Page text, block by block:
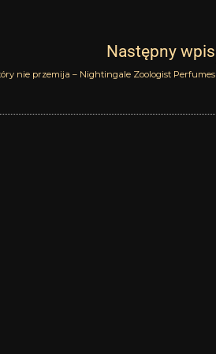
Następny wpis
nie przemija – Nightingale Zoologist Perfumes